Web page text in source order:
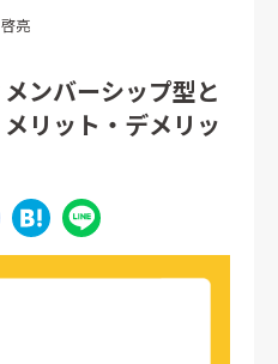
亮
ンバーシップ型と
リット・デメリッ